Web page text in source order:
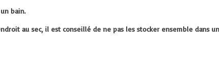
bain.
au sec, il est conseillé de ne pas les stocker ensemble dans